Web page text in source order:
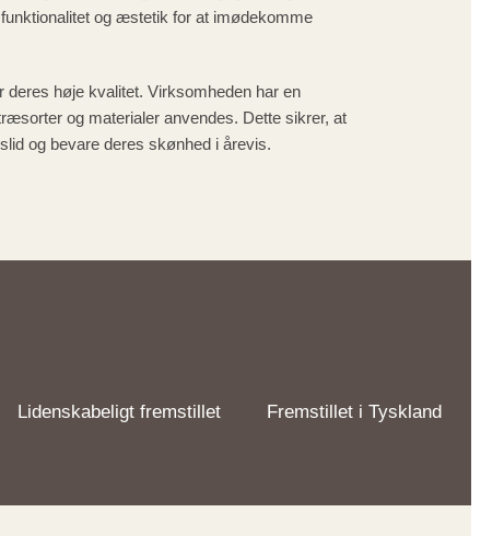
og materialer anvendes. Dette sikrer, at
og bevare deres skønhed i årevis.